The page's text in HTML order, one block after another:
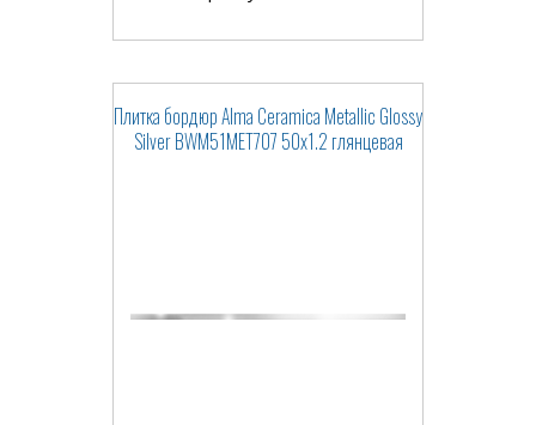
Плитка бордюр Alma Ceramica Metallic Glossy
Silver BWM51MET707 50x1.2 глянцевая